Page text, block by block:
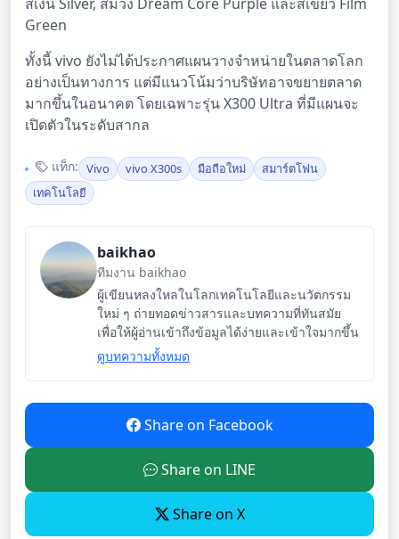
Green
ทั้งนี้ vivo ยังไม่ได้ประกาศแผนวางจำหน่ายในตลาดโลก
อย่างเป็นทางการ แต่มีแนวโน้มว่าบริษัทอาจขยายตลาด
มากขึ้นในอนาคต โดยเฉพาะรุ่น X300 Ultra ที่มีแผนจะ
เปิดตัวในระดับสากล
แท็ก: Vivo vivo X300s มือถือใหม่
สมาร์ตโฟน
เทคโนโลยี
baikhao
ทีมงาน baikhao
ผู้เขียนหลงใหลในโลกเทคโนโลยีและนวัตกรรม
ใหม่ ๆ ถ่ายทอดข่าวสารและบทความที่ทันสมัย
เพื่อให้ผู้อ่านเข้าถึงข้อมูลได้ง่ายและเข้าใจมากขึ้น
ดูบทความทั้งหมด
Share on Facebook
Share on LINE
Share on X